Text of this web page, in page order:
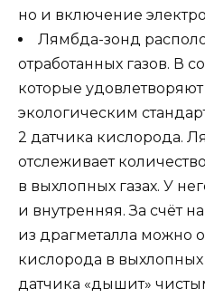
но и включение
Лямбда-зонд
отработанных газов. В
которые
экологическим
2 датчика кислорода.
отслеживает
в выхлопных газах. У
и внутренняя. За счёт
из драгметалла можно
кислорода в выхлопных
датчика «дышит»